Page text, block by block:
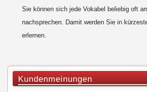
Sie können sich jede Vokabel beliebig oft
nachsprechen. Damit werden Sie in
erlernen.
Kundenmeinungen